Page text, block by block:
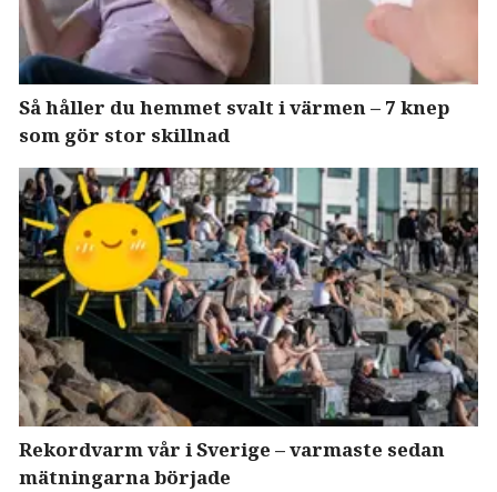
Så håller du hemmet svalt i värmen – 7 knep
som gör stor skillnad
Rekordvarm vår i Sverige – varmaste sedan
mätningarna började